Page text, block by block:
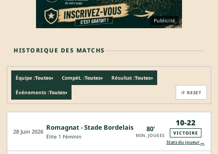
Publicité
HISTORIQUE DES MATCHS
Équipe :Toutes▾ Compét. :Toutes▾ Résultat :Toutes▾
Événements :Toutes▾ ↺ RESET
28 Juin 2026 Romagnat - Stade Bordelais
Élite 1 Féminin
80'
MIN. JOUEES
10-22
VICTOIRE
Stats du joueur→